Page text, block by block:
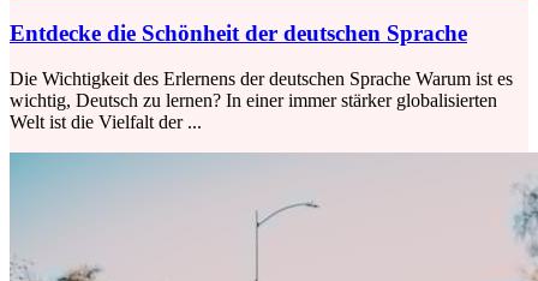
Entdecke die Schönheit der deutschen Sprache
Die Wichtigkeit des Erlernens der deutschen Sprache Warum ist es
wichtig, Deutsch zu lernen? In einer immer stärker globalisierten
Welt ist die Vielfalt der ...